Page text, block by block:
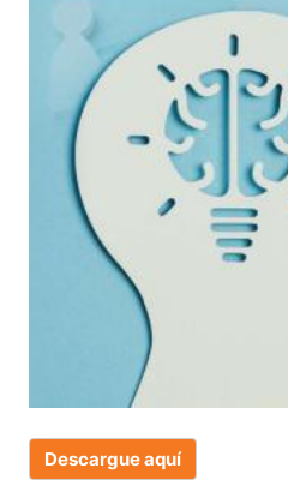
Descargue aquí